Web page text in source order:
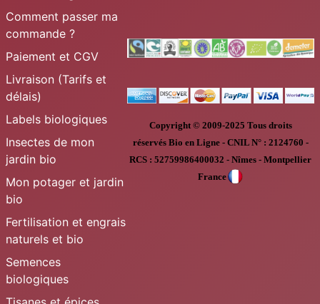
Comment passer ma
commande ?
Paiement et CGV
Livraison (Tarifs et
délais)
Labels biologiques
Insectes de mon
jardin bio
Mon potager et jardin
bio
Fertilisation et engrais
naturels et bio
Semences
biologiques
Copyright © 2009-2025 Tous droits
réservésBio en Ligne - CNIL N° : 2124760 -
RCS : 52759986400032 - Nîmes - Montpellier
France